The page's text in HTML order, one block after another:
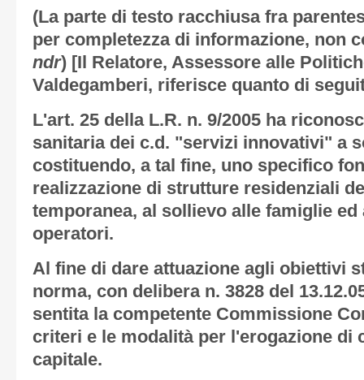
(La parte di testo racchiusa fra
per completezza di informazione, non
ndr) [Il Relatore, Assessore alle
Valdegamberi, riferisce quanto di
L'art. 25 della L.R. n. 9/2005 ha
sanitaria dei c.d. "servizi innovativi" a
costituendo, a tal fine, uno specifico
realizzazione di strutture residenziali
temporanea, al sollievo alle famiglie
operatori.
Al fine di dare attuazione agli obiettivi
norma, con delibera n. 3828 del
sentita la competente Commissione
criteri e le modalità per l'erogazione di
capitale.